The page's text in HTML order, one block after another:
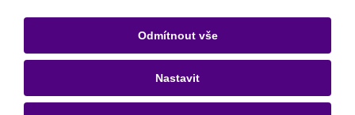
Právní informace
Nastavení cookies
Ochrana osobních údajů a cookies
Nastavit
Odmítnout vše